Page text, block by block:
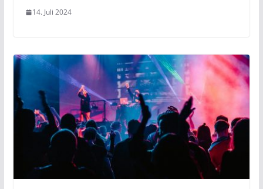
14. Juli 2024